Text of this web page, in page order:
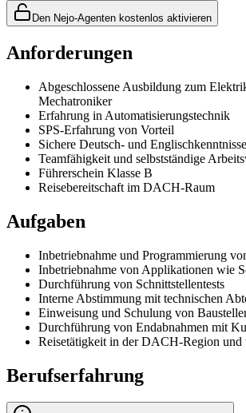
Den Nejo-Agenten kostenlos aktivieren
Anforderungen
Abgeschlossene Ausbildung zum
Mechatroniker
Erfahrung in Automatisierungstechnik
SPS-Erfahrung von Vorteil
Sichere Deutsch- und Englischkenntnisse
Teamfähigkeit und selbstständige
Führerschein Klasse B
Reisebereitschaft im DACH-Raum
Aufgaben
Inbetriebnahme und Programmierung
Inbetriebnahme von Applikationen wie
Durchführung von Schnittstellentests
Interne Abstimmung mit technischen
Einweisung und Schulung von
Durchführung von Endabnahmen mit
Reisetätigkeit in der DACH-Region
Berufserfahrung